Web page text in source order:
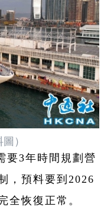
）
要3年時間規劃營
，預料要到2026
全恢復正常。